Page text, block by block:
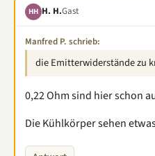
HH H. H.Gast
Manfred P. schrieb:
die Emitterwiderstände zu
0,22 Ohm sind hier schon
Die Kühlkörper sehen